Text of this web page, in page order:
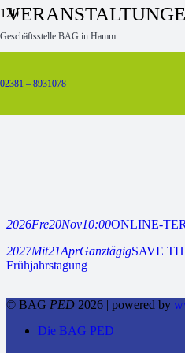
Geschäftsstelle BAG in Hamm
02381 – 8931078
2026Fre20Nov10:00ONLINE-
2027Mit21AprGanztägigSAVE
Frühjahrstagung
© BAG PED 2026 | powered by
Die BAG PED